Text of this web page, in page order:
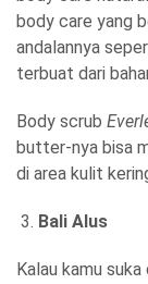
body care yang
andalannya
terbuat dari
Body scrub
butter-nya bisa
di area kulit
Bali Alus
Kalau kamu